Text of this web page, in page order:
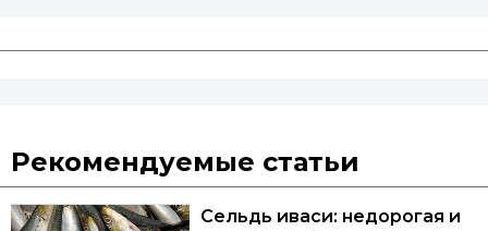
Рекомендуемые статьи
Сельдь иваси: недорогая и